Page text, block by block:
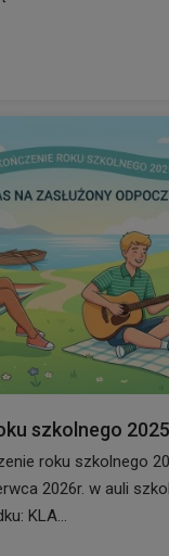
szkolnego
roku szkolnego
2026r. w auli
KLA...